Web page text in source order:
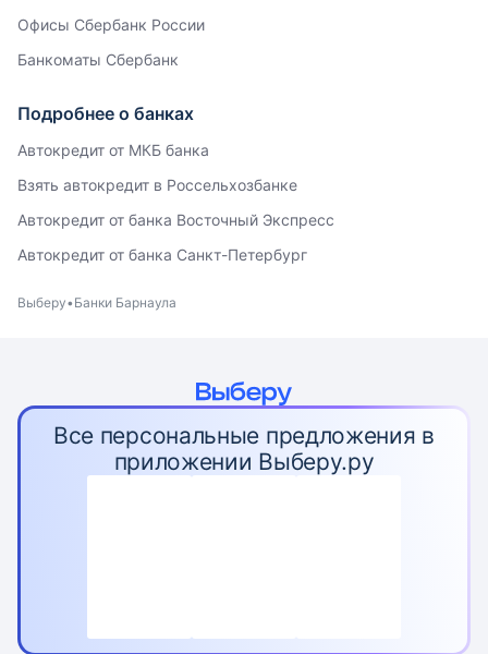
Офисы Сбербанк России
Банкоматы Сбербанк
Подробнее о банках
Автокредит от МКБ банка
Взять автокредит в Россельхозбанке
Автокредит от банка Восточный Экспресс
Автокредит от банка Санкт-Петербург
Выберу Банки Барнаула
Все персональные предложения в
приложении Выберу.ру